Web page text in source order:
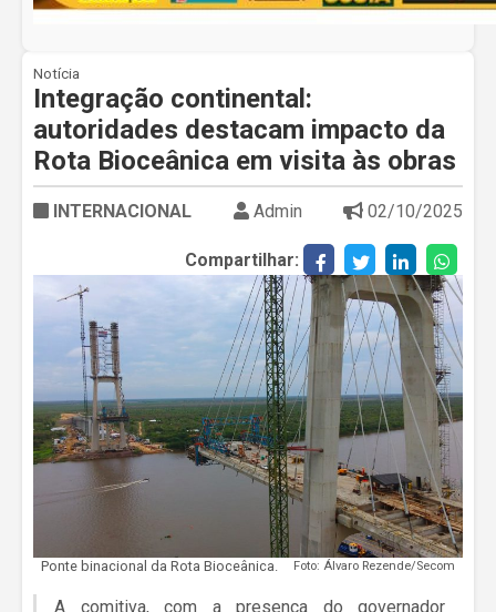
Notícia
Integração continental:
autoridades destacam impacto da
Rota Bioceânica em visita às obras
INTERNACIONAL Admin 02/10/2025
Compartilhar:
Ponte binacional da Rota Bioceânica. Foto: Álvaro Rezende/Secom
A comitiva, com a presença do governador